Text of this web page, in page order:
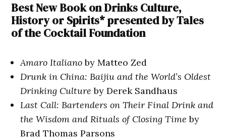
Best New Book on Drinks Culture,
History or Spirits* presented by Tales
of the Cocktail Foundation
Amaro Italianoby Matteo Zed
Drunk in China: Baijiu and the World’s Oldest
Drinking Culture by Derek Sandhaus
Last Call: Bartenders on Their Final Drink and
the Wisdom and Rituals of Closing Time by
Brad Thomas Parsons